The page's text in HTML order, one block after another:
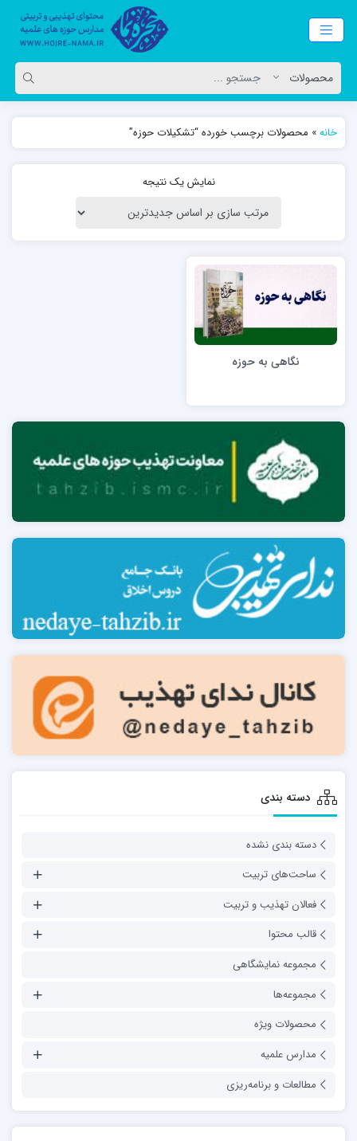
خانه» محصولات برچسب خورده “تشکیلات حوزه”
نمایش یک نتیجه
نگاهی به حوزه
دسته بندی
دسته بندی نشده
ساحت‌های تربیت
فعالان تهذیب و تربیت
قالب محتوا
مجموعه نمایشگاهی
مجموعه‌ها
محصولات ویژه
مدارس علمیه
مطالعات و برنامه‌ریزی